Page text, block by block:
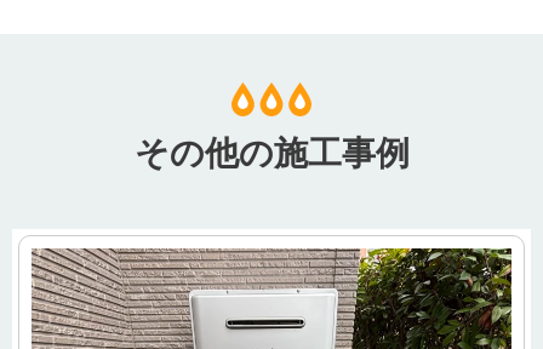
その他の施工事例